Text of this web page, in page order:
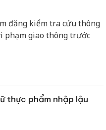
đăng kiểm tra cứu thông
phạm giao thông trước
thực phẩm nhập lậu
bảo vệ môi trường
kinh doanh
bán yến sào giả